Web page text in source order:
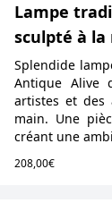
Lampe
sculpté à la
Splendide
Antique Alive
artistes et des
main. Une
créant une
208,00€